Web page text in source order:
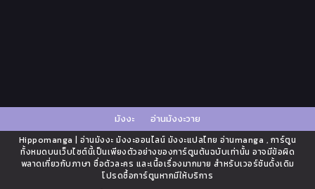
มังงะ อ่านมังงะวาย
Hippomanga | อ่านมังงะ มังงะออนไลน์ มังงะแปลไทย อ่านmanga , การ์ตูน
ทั้งหมดบนเว็บไซต์นี้เป็นเพียงตัวอย่างของการ์ตูนต้นฉบับเท่านั้น อาจมีข้อผิด
พลาดเกี่ยวกับภาษา ชื่อตัวละคร และเนื้อเรื่องมากมาย สำหรับเวอร์ชันดั้งเดิม
โปรดซื้อการ์ตูนหากมีให้บริการ